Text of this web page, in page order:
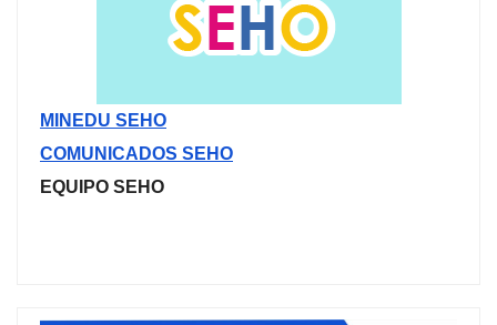
MINEDU SEHO
COMUNICADOS SEHO
EQUIPO SEHO